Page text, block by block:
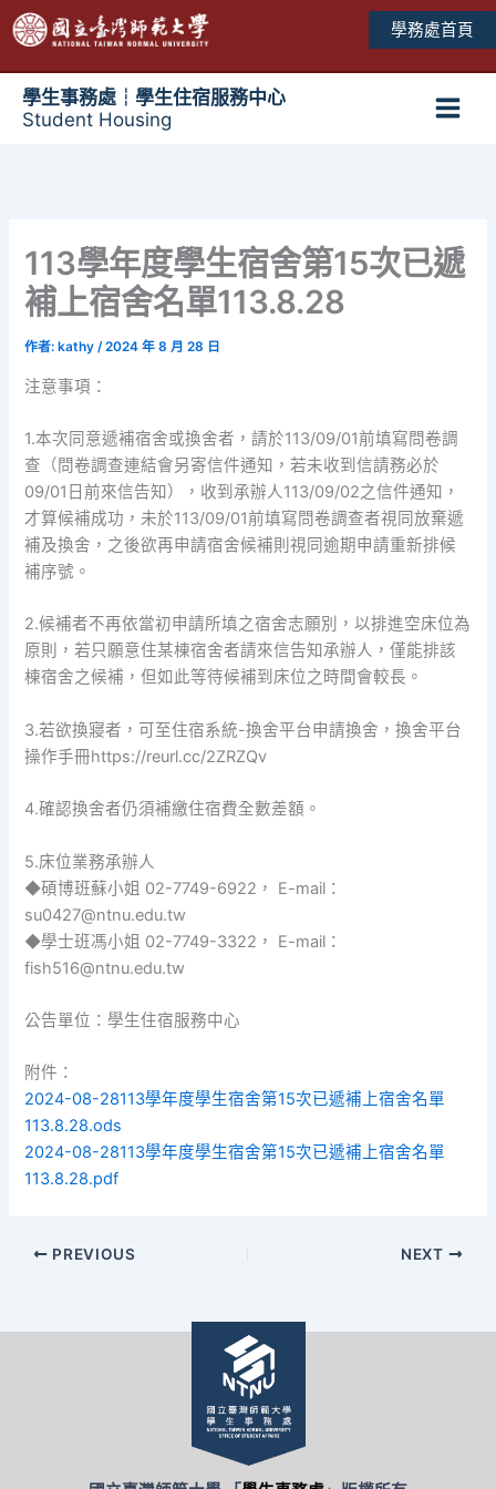
至
學務處首頁
學生事務處┆學生住宿服務中心
Student Housing
113學年度學生宿舍第15次已遞
補上宿舍名單113.8.28
作者: kathy/2024 年 8 月 28 日
注意事項：
1.本次同意遞補宿舍或換舍者，請於113/09/01前填寫問卷調
查（問卷調查連結會另寄信件通知，若未收到信請務必於
09/01日前來信告知），收到承辦人113/09/02之信件通知，
才算候補成功，未於113/09/01前填寫問卷調查者視同放棄遞
補及換舍，之後欲再申請宿舍候補則視同逾期申請重新排候
補序號。
2.候補者不再依當初申請所填之宿舍志願別，以排進空床位為
原則，若只願意住某棟宿舍者請來信告知承辦人，僅能排該
棟宿舍之候補，但如此等待候補到床位之時間會較長。
3.若欲換寢者，可至住宿系統-換舍平台申請換舍，換舍平台
操作手冊https://reurl.cc/2ZRZQv
4.確認換舍者仍須補繳住宿費全數差額。
5.床位業務承辦人
◆碩博班蘇小姐 02-7749-6922， E-mail：
su0427@ntnu.edu.tw
◆學士班馮小姐 02-7749-3322， E-mail：
fish516@ntnu.edu.tw
公告單位：學生住宿服務中心
附件：
2024-08-28113學年度學生宿舍第15次已遞補上宿舍名單
113.8.28.ods
2024-08-28113學年度學生宿舍第15次已遞補上宿舍名單
113.8.28.pdf
PREVIOUS NEXT